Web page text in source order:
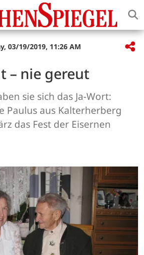
03/19/2019, 11:26 AM
– nie gereut
sie sich das Ja-Wort:
Paulus aus Kalterherberg
das Fest der Eisernen